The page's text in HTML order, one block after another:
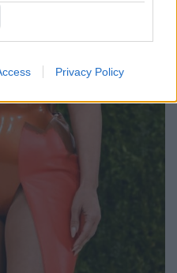
Privacy Policy